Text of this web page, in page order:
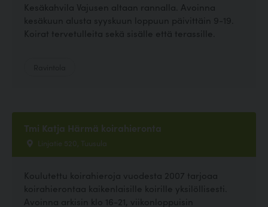
Kesäkahvila Vajusen altaan rannalla. Avoinna
kesäkuun alusta syyskuun loppuun päivittäin 9-19.
Koirat tervetulleita sekä sisälle että terassille.
Tmi Katja Härmä koirahieronta
Linjatie 520, Tuusula
Koulutettu koirahieroja vuodesta 2007 tarjoaa
koirahierontaa kaikenlaisille koirille yksilöllisesti.
Avoinna arkisin klo 16-21, viikonloppuisin